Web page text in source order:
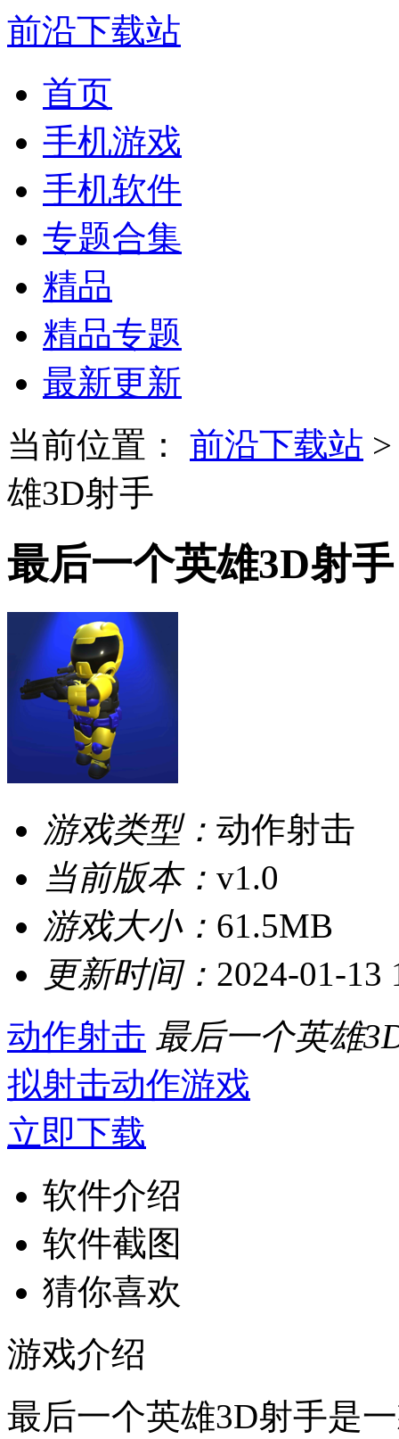
前沿下载站
首页
手机游戏
手机软件
专题合集
精品
精品专题
最新更新
当前位置：
前沿下载站
雄3D射手
最后一个英雄3D射手
游戏类型： 动作射击
当前版本： v1.0
游戏大小： 61.5MB
更新时间： 2024-01-13
动作射击 最后一个英雄
拟射击动作游戏
立即下载
软件介绍
软件截图
猜你喜欢
游戏介绍
最后一个英雄3D射手是